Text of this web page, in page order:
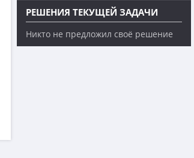
РЕШЕНИЯ ТЕКУЩЕЙ ЗАДАЧИ
Никто не предложил своё решение